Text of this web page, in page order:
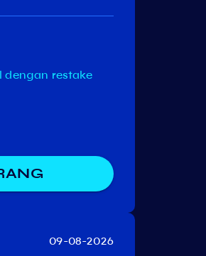
dengan restake
09-08-2026